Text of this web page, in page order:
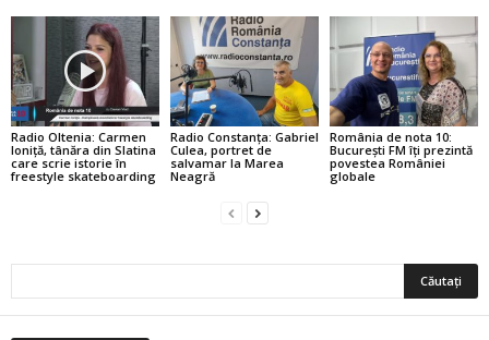
Radio Oltenia: Carmen
Ioniță, tânăra din Slatina
care scrie istorie în
freestyle skateboarding
Radio Constanța: Gabriel
Culea, portret de
salvamar la Marea
Neagră
România de nota 10:
București FM îți prezintă
povestea României
globale